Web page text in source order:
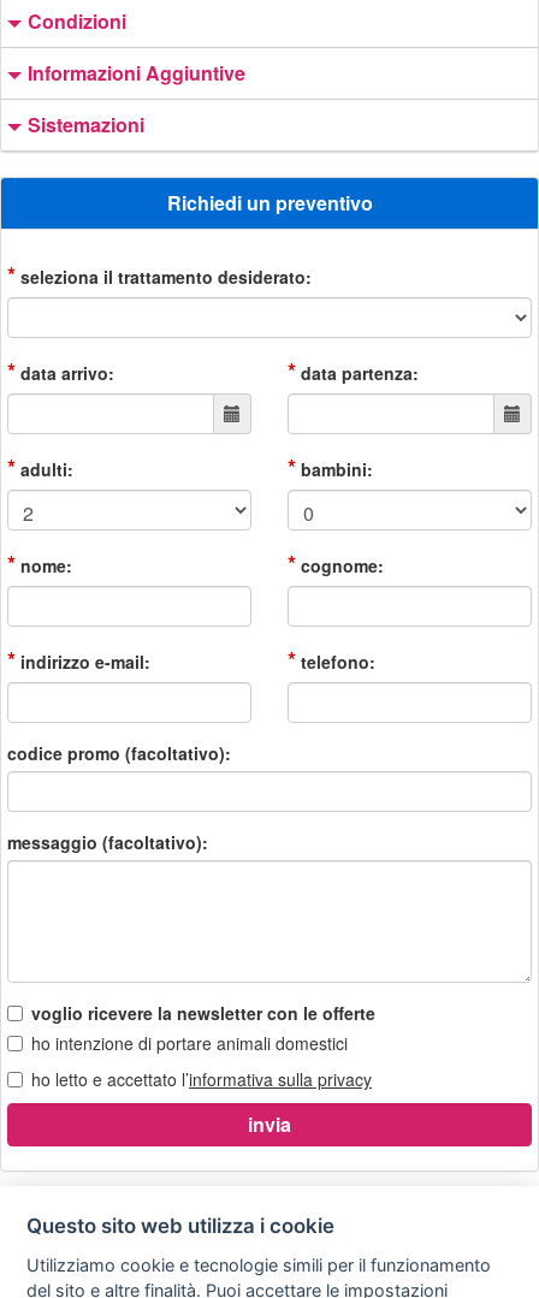
Condizioni
Informazioni Aggiuntive
Sistemazioni
Richiedi un preventivo
* seleziona il trattamento desiderato:
* data arrivo: * data partenza:
* adulti: * bambini:
* nome: * cognome:
* indirizzo e-mail: * telefono:
codice promo (facoltativo):
messaggio (facoltativo):
voglio ricevere la newsletter con le offerte
ho intenzione di portare animali domestici
ho letto e accettato l’informativa sulla privacy
Privacy
policy
Avviso
legale
Scrivici
Questo sito web utilizza i cookie
Utilizziamo cookie e tecnologie simili per il funzionamento
del sito e altre finalità. Puoi accettare le impostazioni